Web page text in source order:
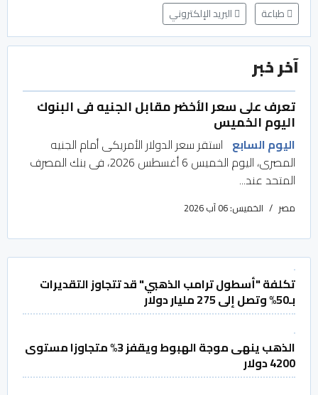
طباعة البريد الإلكتروني
آخر خبر
تعرف على سعر الأخضر مقابل الجنيه فى البنوك
اليوم الخميس
اليوم السابع استقر سعر الدولار الأمريكى أمام الجنيه
المصرى، اليوم الخميس 6 أغسطس 2026، فى بنك المصرف
المتحد عند...
مصر الخميس: 06 آب 2026
تكلفة "أسطول ترامب الذهبي" قد تتجاوز التقديرات
بـ50% وتصل إلى 275 مليار دولار
الذهب ينهى موجة الهبوط ويقفز 3% متجاوزا مستوى
4200 دولار